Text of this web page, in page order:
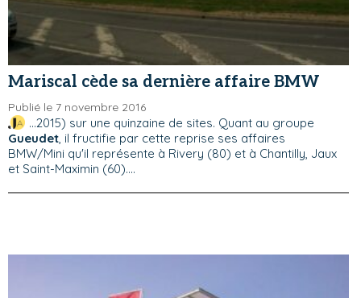
Mariscal cède sa dernière affaire BMW
Publié le 7 novembre 2016
...2015) sur une quinzaine de sites. Quant au groupe
Gueudet , il fructifie par cette reprise ses affaires
BMW/Mini qu'il représente à Rivery (80) et à Chantilly, Jaux
et Saint-Maximin (60)....